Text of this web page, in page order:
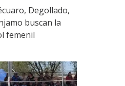
Degollado,
buscan la
femenil